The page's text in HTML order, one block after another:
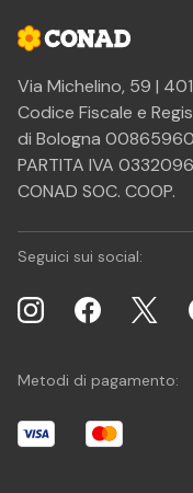
Via Michelino, 59 |
Codice Fiscale e
di Bologna
PARTITA IVA
CONAD SOC. COOP.
Seguici sui social:
Metodi di pagamento: